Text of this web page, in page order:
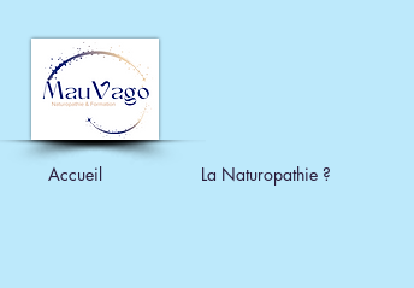
Accueil La Naturopathie ?